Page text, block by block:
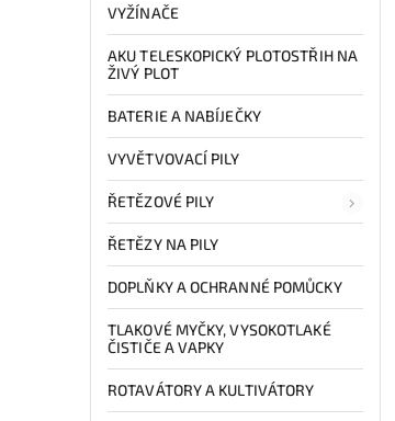
VYŽÍNAČE
AKU TELESKOPICKÝ PLOTOSTŘIH NA
ŽIVÝ PLOT
BATERIE A NABÍJEČKY
VYVĚTVOVACÍ PILY
ŘETĚZOVÉ PILY
ŘETĚZY NA PILY
DOPLŇKY A OCHRANNÉ POMŮCKY
TLAKOVÉ MYČKY, VYSOKOTLAKÉ
ČISTIČE A VAPKY
ROTAVÁTORY A KULTIVÁTORY